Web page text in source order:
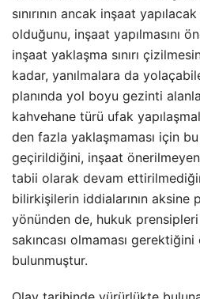
sınırının ancak inşaat
olduğunu, inşaat yapılmasını
inşaat yaklaşma sınırı
kadar, yanılmalara da
planında yol boyu gezinti
kahvehane türü ufak
den fazla yaklaşmaması için bu
geçirildiğini, inşaat
tabii olarak devam
bilirkişilerin iddialarının aksine
yönünden de, hukuk prensipleri
sakıncası olmaması
bulunmuştur.